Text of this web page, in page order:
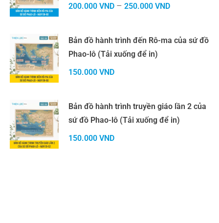
200.000 VND – 250.000 VND
Bản đồ hành trình đến Rô-ma của sứ đồ
Phao-lô (Tải xuống để in)
150.000 VND
Bản đồ hành trình truyền giáo lần 2 của
sứ đồ Phao-lô (Tải xuống để in)
150.000 VND